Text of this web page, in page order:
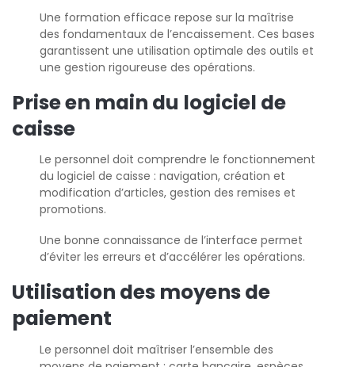
Une formation efficace repose sur la maîtrise
des fondamentaux de l’encaissement. Ces bases
garantissent une utilisation optimale des outils et
une gestion rigoureuse des opérations.
Prise en main du logiciel de
caisse
Le personnel doit comprendre le fonctionnement
du logiciel de caisse : navigation, création et
modification d’articles, gestion des remises et
promotions.
Une bonne connaissance de l’interface permet
d’éviter les erreurs et d’accélérer les opérations.
Utilisation des moyens de
paiement
Le personnel doit maîtriser l’ensemble des